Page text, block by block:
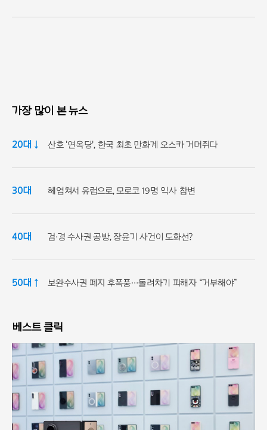
가장 많이 본 뉴스
20대 ↓ 산호 '연옥당', 한국 최초 만화계 오스카 거머쥐다
30대 헤엄쳐서 유럽으로, 모로코 19명 익사 참변
40대 검·경 수사권 공방, 장윤기 사건이 도화선?
50대 ↑ 보완수사권 폐지 후폭풍…돌려차기 피해자 “거부해야”
베스트 클릭